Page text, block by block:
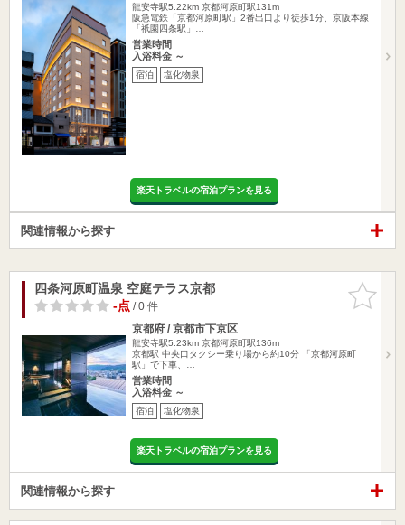
龍安寺駅5.22km 京都河原町駅131m
阪急電鉄「京都河原町駅」2番出口より徒歩1分、京阪本線
「祇園四条駅」…
営業時間
入浴料金 ～
宿泊 塩化物泉
楽天トラベルの宿泊プランを見る
関連情報から探す
お気に入
りに追加
四条河原町温泉 空庭テラス京都
-点/ 0 件
京都府 / 京都市下京区
龍安寺駅5.23km 京都河原町駅136m
京都駅 中央口タクシー乗り場から約10分 「京都河原町
駅」で下車、…
営業時間
入浴料金 ～
宿泊 塩化物泉
楽天トラベルの宿泊プランを見る
関連情報から探す